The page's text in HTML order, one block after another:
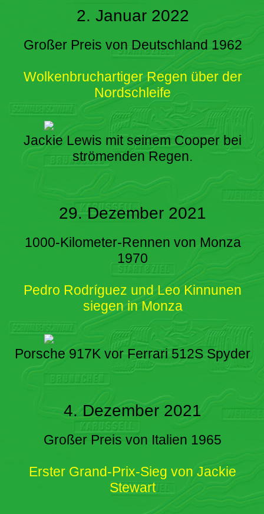
2. Januar 2022
Großer Preis von Deutschland 1962
Wolkenbruchartiger Regen über der
Nordschleife
Jackie Lewis mit seinem Cooper bei
strömenden Regen.
29. Dezember 2021
1000-Kilometer-Rennen von Monza
1970
Pedro Rodríguez und Leo Kinnunen
siegen in Monza
Porsche 917K vor Ferrari 512S Spyder
4. Dezember 2021
Großer Preis von Italien 1965
Erster Grand-Prix-Sieg von Jackie
Stewart